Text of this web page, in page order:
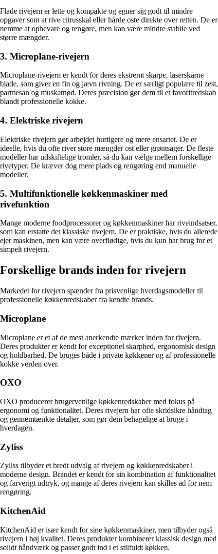
Flade rivejern er lette og kompakte og egner sig godt til mindre
opgaver som at rive citrusskal eller hårde oste direkte over retten. De er
nemme at opbevare og rengøre, men kan være mindre stabile ved
større mængder.
3. Microplane-rivejern
Microplane-rivejern er kendt for deres ekstremt skarpe, laserskårne
blade, som giver en fin og jævn rivning. De er særligt populære til zest,
parmesan og muskatnød. Deres præcision gør dem til et favoritredskab
blandt professionelle kokke.
4. Elektriske rivejern
Elektriske rivejern gør arbejdet hurtigere og mere ensartet. De er
ideelle, hvis du ofte river store mængder ost eller grøntsager. De fleste
modeller har udskiftelige tromler, så du kan vælge mellem forskellige
rivetyper. De kræver dog mere plads og rengøring end manuelle
modeller.
5. Multifunktionelle køkkenmaskiner med
rivefunktion
Mange moderne foodprocessorer og køkkenmaskiner har riveindsatser,
som kan erstatte det klassiske rivejern. De er praktiske, hvis du allerede
ejer maskinen, men kan være overflødige, hvis du kun har brug for et
simpelt rivejern.
Forskellige brands inden for rivejern
Markedet for rivejern spænder fra prisvenlige hverdagsmodeller til
professionelle køkkenredskaber fra kendte brands.
Microplane
Microplane er et af de mest anerkendte mærker inden for rivejern.
Deres produkter er kendt for exceptionel skarphed, ergonomisk design
og holdbarhed. De bruges både i private køkkener og af professionelle
kokke verden over.
OXO
OXO producerer brugervenlige køkkenredskaber med fokus på
ergonomi og funktionalitet. Deres rivejern har ofte skridsikre håndtag
og gennemtænkte detaljer, som gør dem behagelige at bruge i
hverdagen.
Zyliss
Zyliss tilbyder et bredt udvalg af rivejern og køkkenredskaber i
moderne design. Brandet er kendt for sin kombination af funktionalitet
og farverigt udtryk, og mange af deres rivejern kan skilles ad for nem
rengøring.
KitchenAid
KitchenAid er især kendt for sine køkkenmaskiner, men tilbyder også
rivejern i høj kvalitet. Deres produkter kombinerer klassisk design med
solidt håndværk og passer godt ind i et stilfuldt køkken.